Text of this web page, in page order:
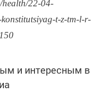
22-04-
t-z-tm-l-r-
и интересным в